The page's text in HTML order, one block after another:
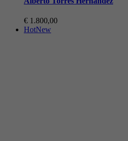
€ 1.800,00
HotNew